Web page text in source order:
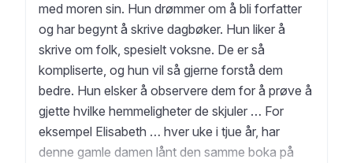
med moren sin. Hun drømmer om å bli forfatter
og har begynt å skrive dagbøker. Hun liker å
skrive om folk, spesielt voksne. De er så
kompliserte, og hun vil så gjerne forstå dem
bedre. Hun elsker å observere dem for å prøve å
gjette hvilke hemmeligheter de skjuler … For
eksempel Elisabeth … hver uke i tjue år, har
denne gamle damen lånt den samme boka på